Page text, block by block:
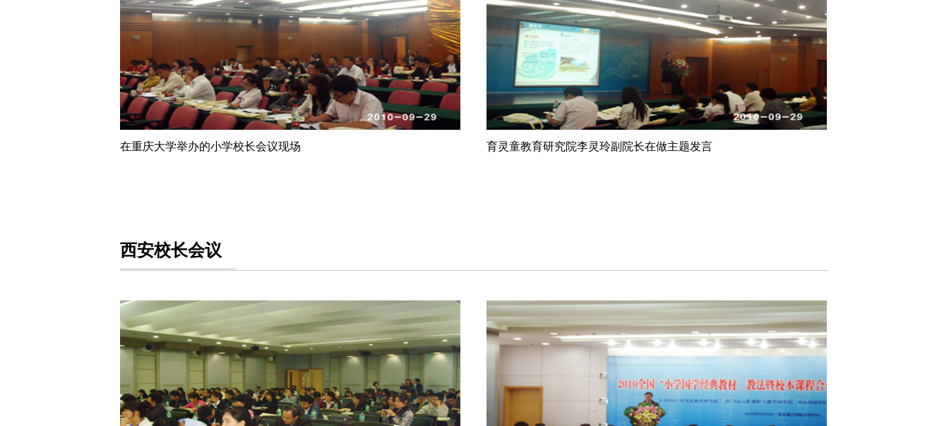
在重庆大学举办的小学校长会议现场 育灵童教育研究院李灵玲副院长在做主题发言
西安校长会议